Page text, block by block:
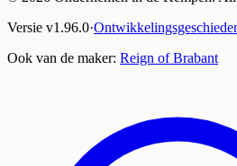
Versie v1.96.0·
Ook van de maker: Reign of Brabant